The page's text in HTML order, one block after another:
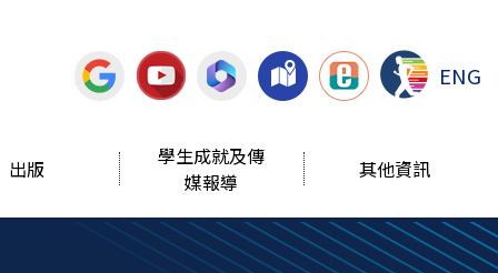
ENG
出版
學生成就及傳
媒報導
其他資訊